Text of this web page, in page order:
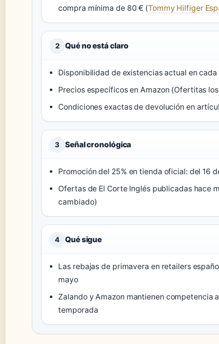
compra mínima de 80 € (Tommy Hilfiger
2 Qué no está claro
Disponibilidad de existencias actual en
Precios específicos en Amazon (Ofertitas
Condiciones exactas de devolución en
3 Señal cronológica
Promoción del 25% en tienda oficial: del 16
Ofertas de El Corte Inglés publicadas hace
cambiado)
4 Qué sigue
Las rebajas de primavera en retailers
mayo
Zalando y Amazon mantienen competencia
temporada